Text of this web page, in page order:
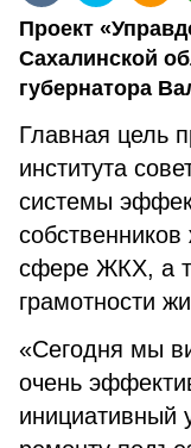
Проект
Сахалинской
губернатора
Главная цель
института
системы
сфере ЖКХ, а
грамотности
«Сегодня мы
очень
инициативный